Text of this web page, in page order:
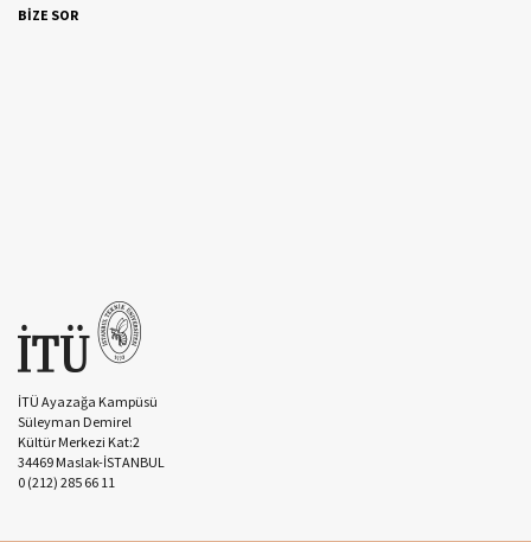
BİZE SOR
İTÜ Ayazağa Kampüsü
Süleyman Demirel
Kültür Merkezi Kat:2
34469 Maslak-İSTANBUL
0 (212) 285 66 11